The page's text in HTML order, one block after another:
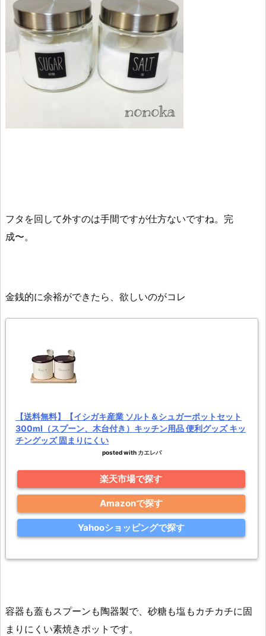
フタを回して外すのは手間ですが仕方ないですね。完
成〜。
金銭的に余裕ができたら、欲しいのがコレ
【送料無料】【イシガキ産業 ソルト＆シュガーポットセット
300ml（スプーン、木台付き）キッチン用品 便利グッズ キッ
チングッズ 固まりにくい
posted with カエレバ
楽天市場で探す
Amazonで探す
Yahooショッピングで探す
容器も蓋もスプーンも陶器製で、砂糖も塩もカチカチに固
まりにくい素焼きポットです。